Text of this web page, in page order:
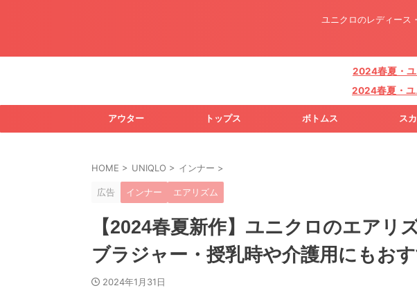
ユニクロのレディース
2024春夏・
2024春夏・ユ
アウター トップス ボトムス ス
HOME > UNIQLO > インナー >
広告 インナー エアリズム
【2024春夏新作】ユニクロのエアリ
ブラジャー・授乳時や介護用にもお
2024年1月31日